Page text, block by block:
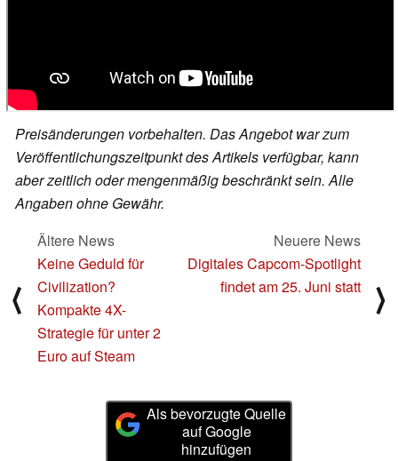
Preisänderungen vorbehalten. Das Angebot war zum
Veröffentlichungszeitpunkt des Artikels verfügbar, kann
aber zeitlich oder mengenmäßig beschränkt sein. Alle
Angaben ohne Gewähr.
⟨
Ältere News
Keine Geduld für
Civilization?
Kompakte 4X-
Strategie für unter 2
Euro auf Steam
Neuere News
Digitales Capcom‑Spotlight
findet am 25. Juni statt
⟩
Als bevorzugte Quelle
auf Google
hinzufügen